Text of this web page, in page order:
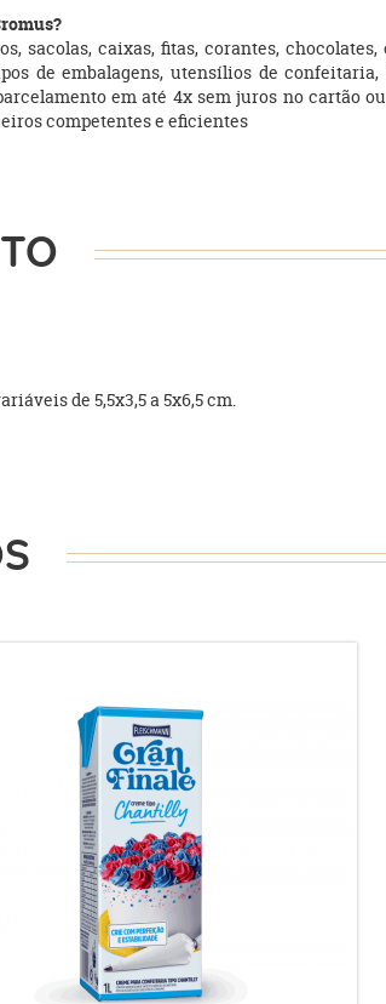
sacolas, caixas, fitas, corantes,
de embalagens, utensílios de
em até 4x sem juros no cartão
competentes e eficientes
de 5,5x3,5 a 5x6,5 cm.